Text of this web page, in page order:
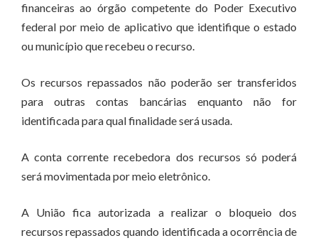
financeiras ao órgão competente do Poder Executivo
federal por meio de aplicativo que identifique o estado
ou município que recebeu o recurso.
Os recursos repassados não poderão ser transferidos
para outras contas bancárias enquanto não for
identificada para qual finalidade será usada.
A conta corrente recebedora dos recursos só poderá
será movimentada por meio eletrônico.
A União fica autorizada a realizar o bloqueio dos
recursos repassados quando identificada a ocorrência de